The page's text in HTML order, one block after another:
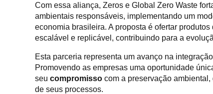
Com essa aliança, Zeros e Global Zero Waste
ambientais responsáveis, implementando um
economia brasileira. A proposta é ofertar produtos
escalável e replicável, contribuindo para a
Esta parceria representa um avanço na
Promovendo as empresas uma oportunidade
seu compromisso com a preservação ambiental,
de seus processos.